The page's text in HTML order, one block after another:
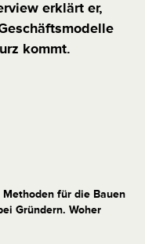
erklärt er,
kommt.
Methoden für die Bauen
Gründern. Woher